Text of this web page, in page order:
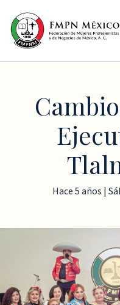
Hace 5 años |